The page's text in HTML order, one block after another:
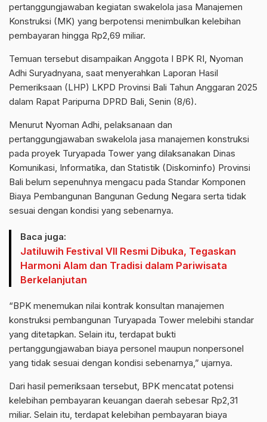
pertanggungjawaban kegiatan swakelola jasa Manajemen
Konstruksi (MK) yang berpotensi menimbulkan kelebihan
pembayaran hingga Rp2,69 miliar.
Temuan tersebut disampaikan Anggota I BPK RI, Nyoman
Adhi Suryadnyana, saat menyerahkan Laporan Hasil
Pemeriksaan (LHP) LKPD Provinsi Bali Tahun Anggaran 2025
dalam Rapat Paripurna DPRD Bali, Senin (8/6).
Menurut Nyoman Adhi, pelaksanaan dan
pertanggungjawaban swakelola jasa manajemen konstruksi
pada proyek Turyapada Tower yang dilaksanakan Dinas
Komunikasi, Informatika, dan Statistik (Diskominfo) Provinsi
Bali belum sepenuhnya mengacu pada Standar Komponen
Biaya Pembangunan Bangunan Gedung Negara serta tidak
sesuai dengan kondisi yang sebenarnya.
Baca juga:
Jatiluwih Festival VII Resmi Dibuka, Tegaskan
Harmoni Alam dan Tradisi dalam Pariwisata
Berkelanjutan
“BPK menemukan nilai kontrak konsultan manajemen
konstruksi pembangunan Turyapada Tower melebihi standar
yang ditetapkan. Selain itu, terdapat bukti
pertanggungjawaban biaya personel maupun nonpersonel
yang tidak sesuai dengan kondisi sebenarnya,” ujarnya.
Dari hasil pemeriksaan tersebut, BPK mencatat potensi
kelebihan pembayaran keuangan daerah sebesar Rp2,31
miliar. Selain itu, terdapat kelebihan pembayaran biaya